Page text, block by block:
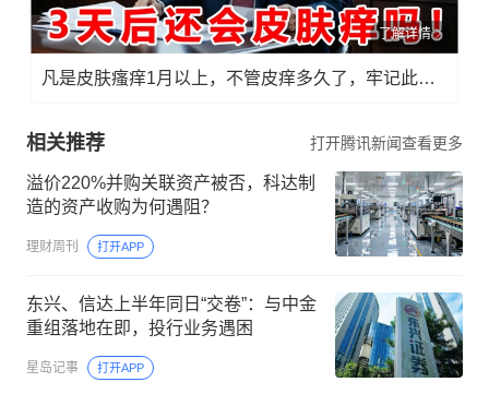
了解详情
凡是皮肤瘙痒1月以上，不管皮痒多久了，牢记此法，快！准！狠！
相关推荐 打开腾讯新闻查看更多
溢价220%并购关联资产被否，科达制
造的资产收购为何遇阻？
理财周刊 打开APP
东兴、信达上半年同日“交卷”：与中金
重组落地在即，投行业务遇困
星岛记事 打开APP